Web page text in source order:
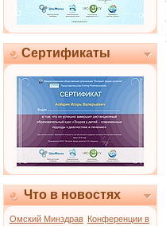
Сертификаты
Что в новостях
Омский Минздрав Конференции в